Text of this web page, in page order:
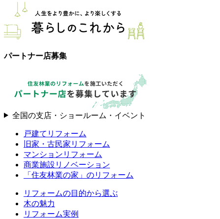
パートナー店募集
全国の支店・ショールーム・イベント
戸建てリフォーム
旧家・古民家リフォーム
マンションリフォーム
商業施設リノベーション
「住友林業の家」のリフォーム
リフォームの目的から選ぶ
木の魅力
リフォーム実例